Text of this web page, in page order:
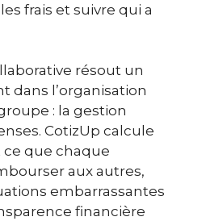
frais et suivre qui a
résout un
dans l’organisation
: la gestion
CotizUp calcule
que chaque
aux autres,
embarrassantes
financière